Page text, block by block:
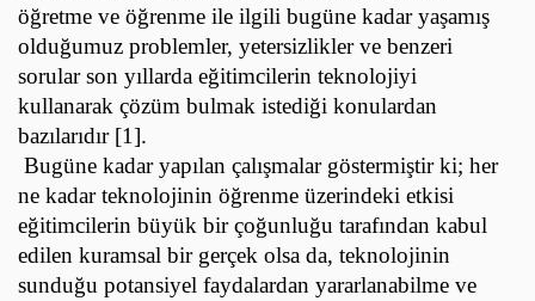
öğretme ve öğrenme ile ilgili bugüne kadar yaşamış
olduğumuz problemler, yetersizlikler ve benzeri
sorular son yıllarda eğitimcilerin teknolojiyi
kullanarak çözüm bulmak istediği konulardan
bazılarıdır [1].
Bugüne kadar yapılan çalışmalar göstermiştir ki; her
ne kadar teknolojinin öğrenme üzerindeki etkisi
eğitimcilerin büyük bir çoğunluğu tarafından kabul
edilen kuramsal bir gerçek olsa da, teknolojinin
sunduğu potansiyel faydalardan yararlanabilme ve